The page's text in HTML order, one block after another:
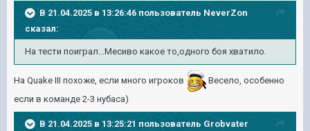
В 21.04.2025 в 13:26:46 пользователь NeverZon
сказал:
На тести поиграл...Месиво какое то,одного боя хватило.
На Quake III похоже, если много игроков
Весело, особенно
если в команде 2-3 нубаса)
В 21.04.2025 в 13:25:21 пользователь Grobvater